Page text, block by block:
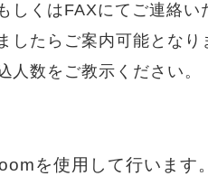
しくはFAXにてご連絡い
たらご案内可能となり
人数をご教示ください。
を使用して行います。